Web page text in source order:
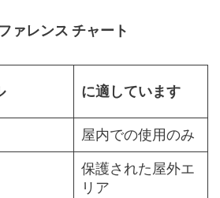
ァレンス チャート
に適しています
屋内での使用のみ
保護された屋外エ
リア